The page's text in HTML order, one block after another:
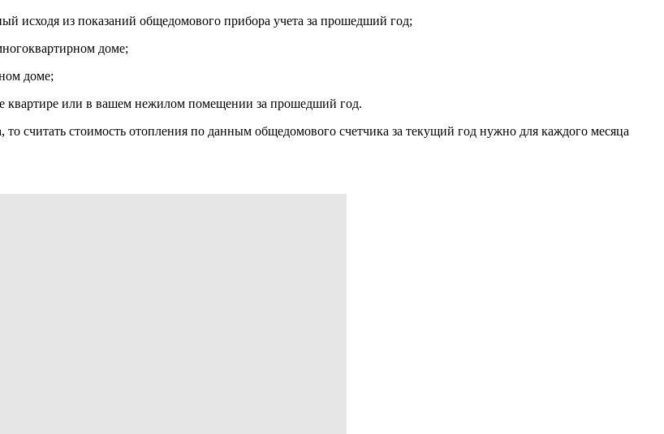
исходя из показаний общедомового прибора учета за прошедший год;
доме;
доме;
или в вашем нежилом помещении за прошедший год.
считать стоимость отопления по данным общедомового счетчика за текущий год нужно для каждого месяца